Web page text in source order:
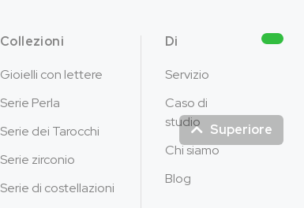
Superiore
Collezioni
Gioielli con lettere
Serie Perla
Serie dei Tarocchi
Serie zirconio
Serie di costellazioni
Di
Servizio
Caso di
studio
Chi siamo
Blog